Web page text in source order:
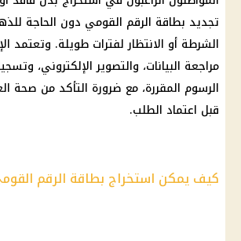
تجديد بطاقة الرقم القومي دون الحاجة
الشرطة أو الانتظار لفترات طويلة. وتعتمد
مراجعة البيانات، والتصوير الإلكتروني،
الرسوم المقررة، مع ضرورة التأكد من صحة
قبل اعتماد الطلب.
كيف يمكن استخراج بطاقة الرقم القومي 2026